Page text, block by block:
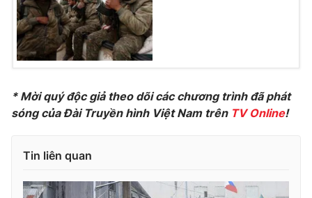
Photo Infographic
Video Shorts video
VTV Money VTV Thể thao
Thị trường 24h Tấm lòng Việt
* Mời quý độc giả theo dõi các chương trình đã phát
sóng của Đài Truyền hình Việt Nam trên TV Online!
Tin liên quan